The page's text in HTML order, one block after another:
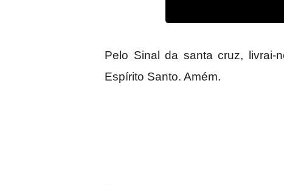
Pelo Sinal da santa cruz,
Espírito Santo. Amém.